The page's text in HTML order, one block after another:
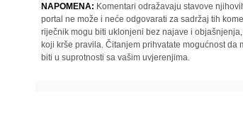
NAPOMENA: Komentari odražavaju stavove
portal ne može i neće odgovarati za sadržaj tih
riječnik mogu biti uklonjeni bez najave i
koji krše pravila. Čitanjem prihvatate mogućnost
biti u suprotnosti sa vašim uvjerenjima.